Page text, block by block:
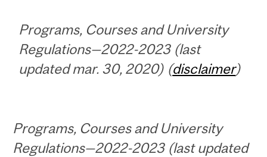
Programs, Courses and University
Regulations—2022-2023 (last
updated mar. 30, 2020) (disclaimer)
Programs, Courses and University
Regulations—2022-2023 (last updated